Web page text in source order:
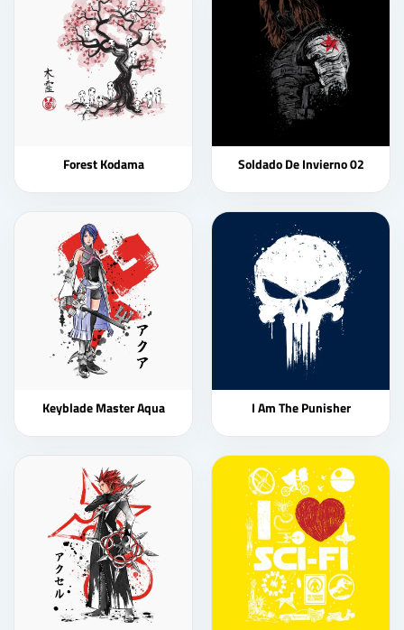
Forest Kodama Soldado De Invierno 02
Keyblade Master Aqua I Am The Punisher